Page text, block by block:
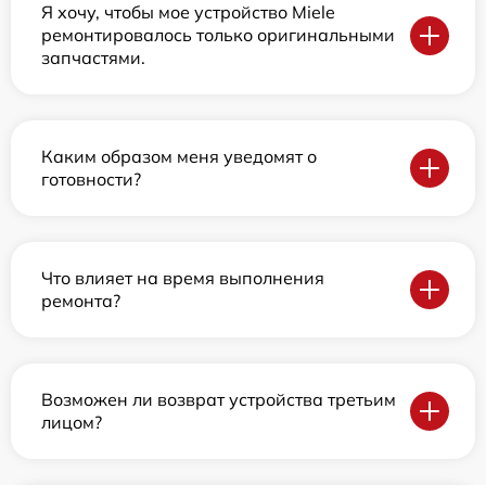
Я хочу, чтобы мое устройство Miele
ремонтировалось только оригинальными
запчастями.
Каким образом меня уведомят о
готовности?
Что влияет на время выполнения
ремонта?
Возможен ли возврат устройства третьим
лицом?